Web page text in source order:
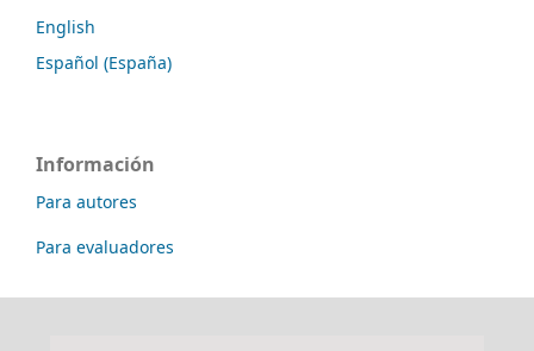
English
Español (España)
Información
Para autores
Para evaluadores